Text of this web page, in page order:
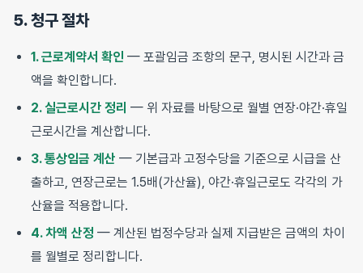
5. 청구 절차
1. 근로계약서 확인 — 포괄임금 조항의 문구, 명시된 시간과 금
액을 확인합니다.
2. 실근로시간 정리 — 위 자료를 바탕으로 월별 연장·야간·휴일
근로시간을 계산합니다.
3. 통상임금 계산 — 기본급과 고정수당을 기준으로 시급을 산
출하고, 연장근로는 1.5배(가산율), 야간·휴일근로도 각각의 가
산율을 적용합니다.
4. 차액 산정 — 계산된 법정수당과 실제 지급받은 금액의 차이
를 월별로 정리합니다.